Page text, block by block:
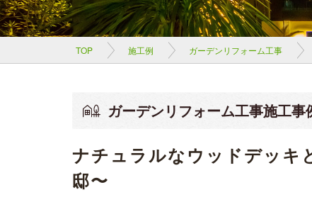
TOP 施工例 ガーデンリフォーム工事
ガーデンリフォーム工事施工事
ナチュラルなウッドデッキ
邸〜